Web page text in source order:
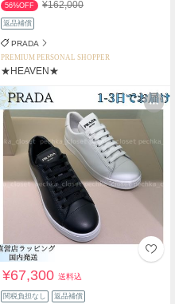
56%OFF ¥162,000
返品補償
PRADA
PREMIUM PERSONAL SHOPPER
★HEAVEN★
¥67,300送料込
関税負担なし 返品補償